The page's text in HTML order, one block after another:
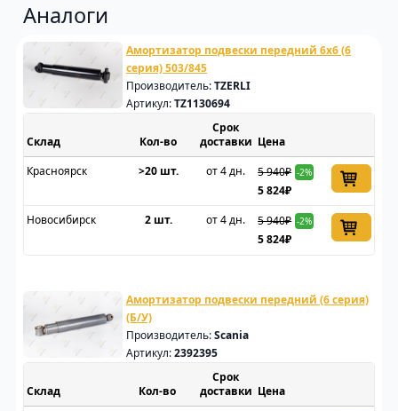
Аналоги
Амортизатор подвески передний 6х6 (6
серия) 503/845
Производитель:TZERLI
Артикул:TZ1130694
Склад
Срок
доставки Цена
Красноярск
>20 шт. от 4 дн. 5 940₽ -2%
5 824₽
Новосибирск
2 шт. от 4 дн. 5 940₽ -2%
5 824₽
Амортизатор подвески передний (6 серия)
(Б/У)
Производитель:Scania
Артикул:2392395
Склад
Срок
доставки Цена